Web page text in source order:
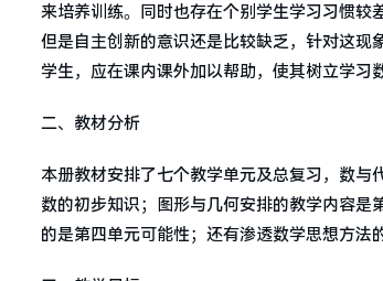
来培养训练。同时也存在个别学生学习习惯较
但是自主创新的意识还是比较缺乏，针对这现
学生，应在课内课外加以帮助，使其树立学习
二、教材分析
本册教材安排了七个教学单元及总复习，数
数的初步知识；图形与几何安排的教学内容
的是第四单元可能性；还有渗透数学思想方法